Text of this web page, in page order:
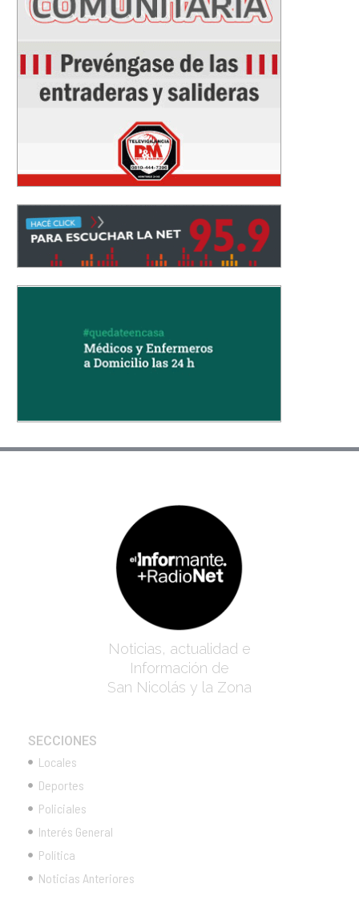
Noticias, actualidad e
Información de
San Nicolás y la Zona
SECCIONES
Locales
Deportes
Policiales
Interés General
Política
Noticias Anteriores